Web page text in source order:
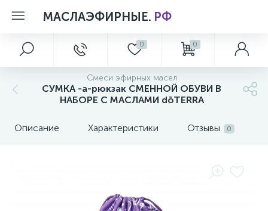
МАСЛАЭФИРНЫЕ. РФ
0 0
Смеси эфирных масел
СУМКА -а-рюкзак СМЕННОЙ ОБУВИ В
НАБОРЕ С МАСЛАМИ dōTERRA
Описание Характеристики Отзывы 0
Главное меню
Главная
Акции и скидки
Aксессуары
МАТЕРИАЛЫ ПО ПРОДУКЦИИ dōTERRA
5
Лимитированные коллекции
Летние Новинки
1
Персональный уход
Коллекция Essential Skin Care
1
Уход за телом